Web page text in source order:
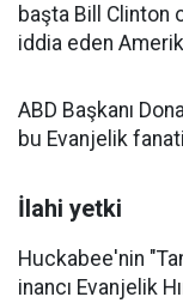
başta Bill Clinton
iddia eden
ABD Başkanı
bu Evanjelik
İlahi yetki
Huckabee'nin
inancı Evanjelik